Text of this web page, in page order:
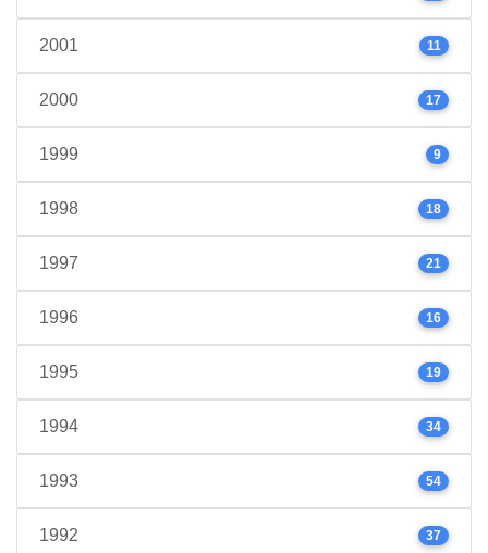
2001 11
2000 17
1999 9
1998 18
1997 21
1996 16
1995 19
1994 34
1993 54
1992 37